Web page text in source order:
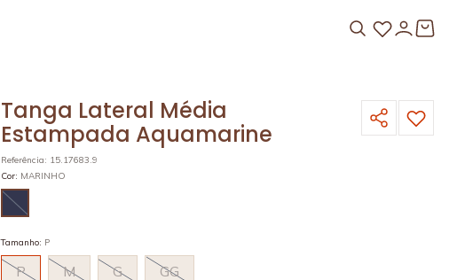
Tanga Lateral Média
Estampada Aquamarine
Referência: 15.17683.9
Cor: MARINHO
Tamanho: P
P M G GG